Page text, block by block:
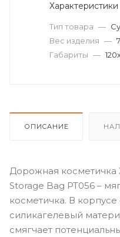
Характеристики
Тип товара —
Вес изделия —
Габариты —
ОПИСАНИЕ
Дорожная косметичка
Storage Bag PT056 –
косметичка. В корпусе
силикагелевый
смягчает